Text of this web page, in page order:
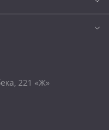
221 «Ж»